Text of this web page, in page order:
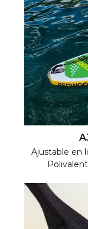
Ajustable en